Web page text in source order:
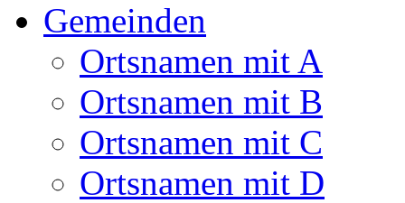
Gemeinden
Ortsnamen mit A
Ortsnamen mit B
Ortsnamen mit C
Ortsnamen mit D